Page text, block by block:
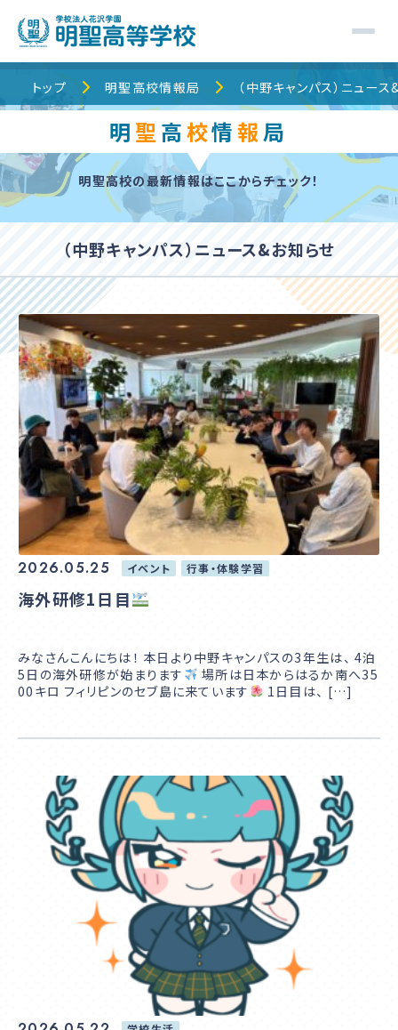
トップ
明聖高校について
明聖でのキャンパスライフ
校舎・コース紹介
明聖高校情報局
保護者の皆様へ
入学案内
学校説明会
サイトマップ
プライバシーポリシー
在校生・卒業生の方へ
お問合せ 資料請求
アクセス
入学相談室
(平日9:00〜18:00 土日祝休み )
千葉本校
043-225-5622
トップ 明聖高校情報局 （中野キャンパス）ニュー
明 聖 高校情報局
明聖高校の最新情報はここからチェック！
（中野キャンパス）ニュース&お知らせ
2026.05.25 イベント 行事・体験学習
海外研修1日目
みなさんこんにちは！ 本日より中野キャンパスの3年生は、 4泊
5日の海外研修が始まります
場所は日本からはるか南へ35
00キロ フィリピンのセブ島に来ています
1日目は、 […]